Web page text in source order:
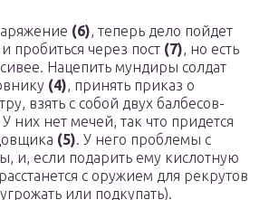
(6), теперь дело пойдет
через пост (7), но есть
Нацепить мундиры солдат
(4), принять приказ о
взять с собой двух балбесов-
У них нет мечей, так что придется
(5). У него проблемы с
и, если подарить ему кислотную
с оружием для рекрутов
или подкупать).